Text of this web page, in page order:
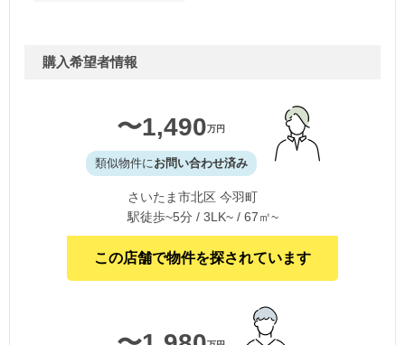
購入希望者情報
〜1,490万円
類似物件に お問い合わせ済み
さいたま市北区 今羽町
駅徒歩~5分 / 3LK~ / 67㎡~
この店舗で物件を探されています